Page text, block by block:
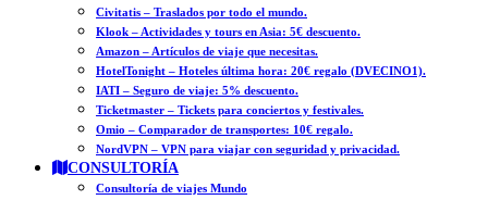
Civitatis – Traslados por todo el mundo.
Klook – Actividades y tours en Asia: 5€ descuento.
Amazon – Artículos de viaje que necesitas.
HotelTonight – Hoteles última hora: 20€ regalo (DVECINO1).
IATI – Seguro de viaje: 5% descuento.
Ticketmaster – Tickets para conciertos y festivales.
Omio – Comparador de transportes: 10€ regalo.
NordVPN – VPN para viajar con seguridad y privacidad.
CONSULTORÍA
Consultoría de viajes Mundo